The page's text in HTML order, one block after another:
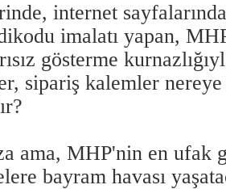
internet
imalatı yapan,
gösterme
sipariş kalemler
ama, MHP'nin en ufak
bayram havası